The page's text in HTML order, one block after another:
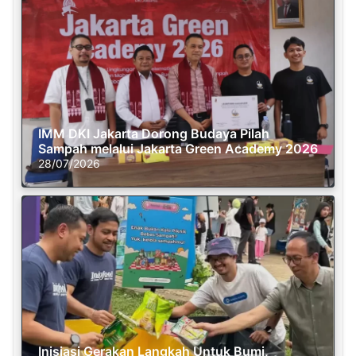
IMM DKI Jakarta Dorong Budaya Pilah
Sampah melalui Jakarta Green Academy 2026
28/07/2026
Inisiasi Gerakan Langkah Untuk Bumi,